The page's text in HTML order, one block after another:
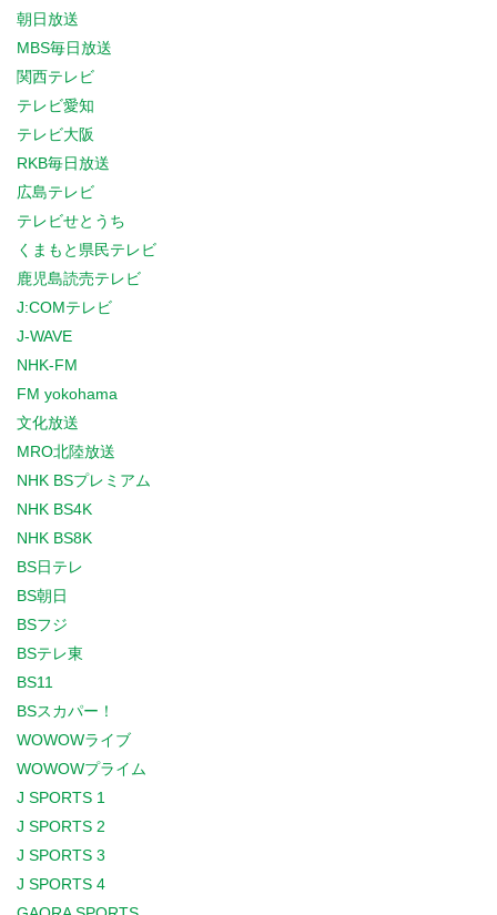
朝日放送
MBS毎日放送
関西テレビ
テレビ愛知
テレビ大阪
RKB毎日放送
広島テレビ
テレビせとうち
くまもと県民テレビ
鹿児島読売テレビ
J:COMテレビ
J-WAVE
NHK-FM
FM yokohama
文化放送
MRO北陸放送
NHK BSプレミアム
NHK BS4K
NHK BS8K
BS日テレ
BS朝日
BSフジ
BSテレ東
BS11
BSスカパー！
WOWOWライブ
WOWOWプライム
J SPORTS 1
J SPORTS 2
J SPORTS 3
J SPORTS 4